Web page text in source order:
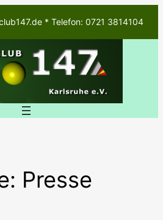
* Telefon: 0721 3814104
Presse